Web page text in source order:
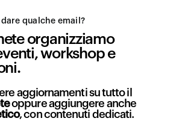
qualche email?
organizziamo
workshop e
aggiornamenti su tutto il
oppure aggiungere anche
, con contenuti dedicati.